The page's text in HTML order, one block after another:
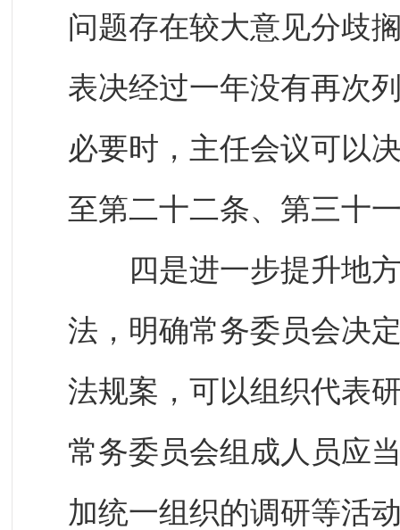
问题存在较大意见分歧
表决经过一年没有再次
必要时，主任会议可以
至第二十二条、第三十
四是进一步提升地方
法，明确常务委员会决
法规案，可以组织代表
常务委员会组成人员应
加统一组织的调研等活